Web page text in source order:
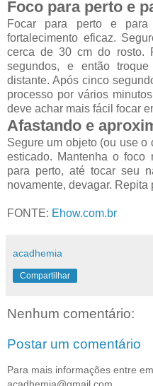
Foco para perto e
Focar para perto e
fortalecimento eficaz.
cerca de 30 cm do rosto.
segundos, e então
distante. Após cinco
processo por vários
deve achar mais fácil focar
Afastando e
Segure um objeto (ou use o
esticado. Mantenha o foco
para perto, até tocar seu
novamente, devagar. Repita
FONTE: Ehow.com.br
acadhemia
Compartilhar
Nenhum comentário:
Postar um comentário
Para mais informações entre
acadhemia@gmail.com